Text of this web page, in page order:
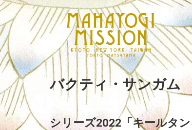
バクティ・サンガム
シリーズ2022「キールタン